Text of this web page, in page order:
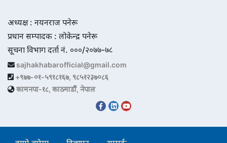
अध्यक्ष : नयनराज पनेरू
प्रधान सम्पादक : लोकेन्द्र पनेरू
सूचना विभाग दर्ता नं. ०००/२०७७-७८
sajhakhabarofficial@gmail.com
+९७७-०१-५९१८१६७, ९८५१२३७०८६
कामनपा-१८, काठमाडौं, नेपाल